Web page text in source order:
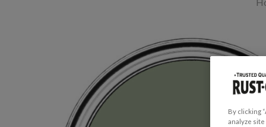
By clicking
analyze